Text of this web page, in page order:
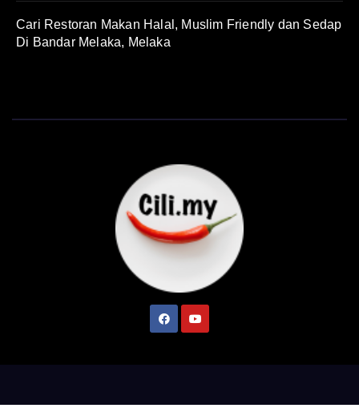
Cari Restoran Makan Halal, Muslim Friendly dan Sedap
Di Bandar Melaka, Melaka